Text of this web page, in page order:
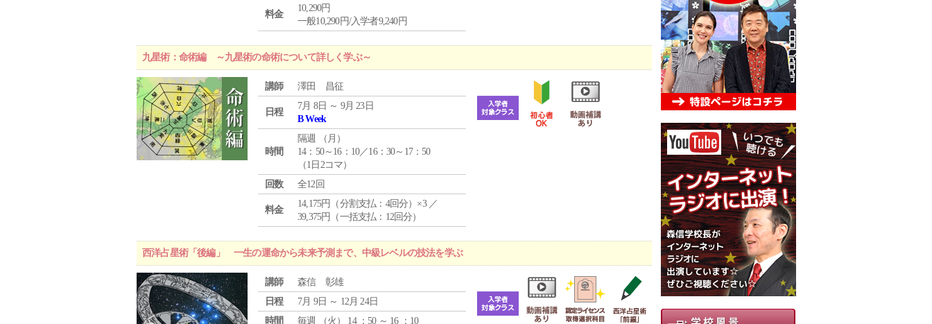
料金
10,290円
一般10,290円/入学者9,240円
九星術：命術編 ～九星術の命術について詳しく学ぶ～
講師 澤田 昌征
日程
7月 8日 ～ 9月 23日
B Week
時間
隔週 （ 月 ）
14：50～16：10／16：30～17：50
（1日2コマ）
回数
全12回
料金
14,175円（分割支払：4回分）×3 ／
39,375円（一括支払：12回分）
西洋占星術「後編」 一生の運命から未来予測まで、中級レベルの技法を学ぶ
講師
森信 彰雄
日程
7月 9日 ～ 12月 24日
時間
毎週 （火 ） 14 ：50 ～ 16 ：10